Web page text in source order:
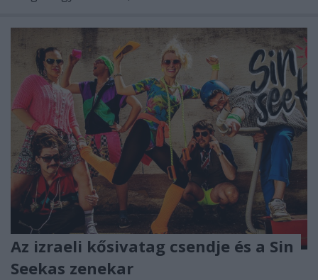
Az izraeli kősivatag csendje és a Sin
Seekas zenekar